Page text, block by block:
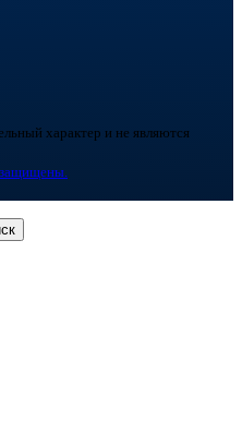
характер и не являются